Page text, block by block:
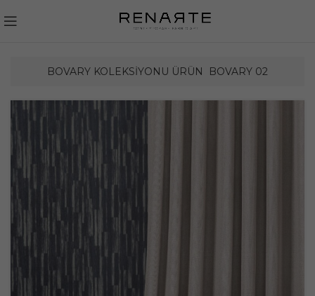
BOVARY KOLEKSIYONU ÜRÜN BOVARY 02